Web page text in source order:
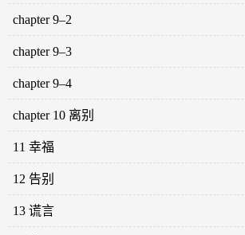
chapter 9–2
chapter 9–3
chapter 9–4
chapter 10 离别
11 幸福
12 告别
13 谎言